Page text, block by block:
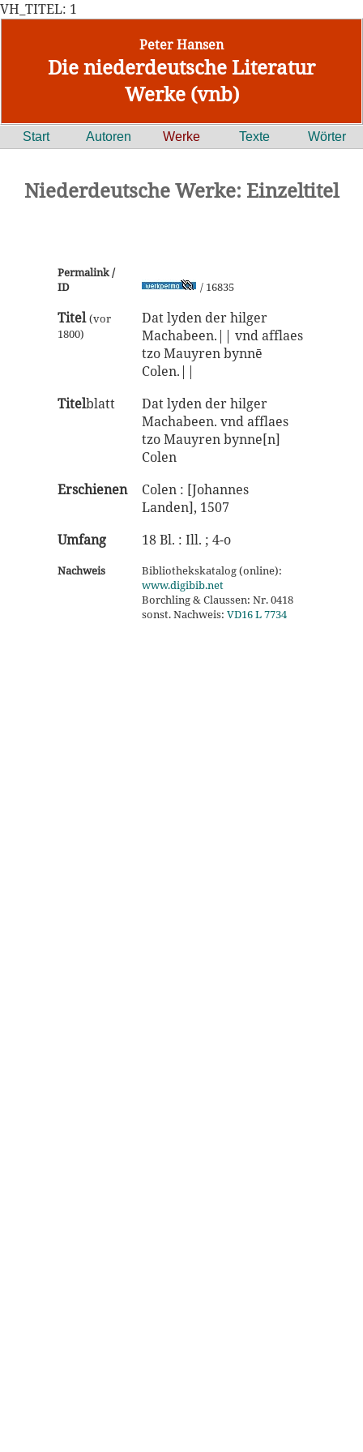
VH_TITEL: 1
Peter Hansen
Die niederdeutsche Literatur
Werke (vnb)
Start Autoren Werke Texte Wörter
Niederdeutsche Werke: Einzeltitel
Permalink /
ID
/ 16835
Titel (vor
1800)
Dat lyden der hilger
Machabeen.|| vnd afflaes
tzo Mauyren bynnē
Colen.||
Titelblatt
Dat lyden der hilger
Machabeen. vnd afflaes
tzo Mauyren bynne[n]
Colen
Erschienen
Colen : [Johannes
Landen], 1507
Umfang
18 Bl. : Ill. ; 4-o
Nachweis
Bibliothekskatalog (online):
www.digibib.net
Borchling & Claussen: Nr. 0418
sonst. Nachweis: VD16 L 7734